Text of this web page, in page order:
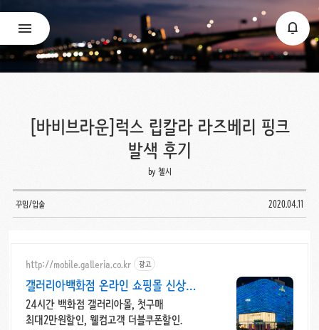
[바비브라운]럭스 립칼라 라즈베리 핑크
발색 후기
by 첼시
꾸밈/입술 2020.04.11
http://mobile.galleria.co.kr 광고
갤러리아백화점 온라인 쇼핑몰 신상
인기 뷰티
24시간 백화점 갤러리아몰, 첫구매
최대2만원할인, 웰컴고객 더블쿠폰할인.